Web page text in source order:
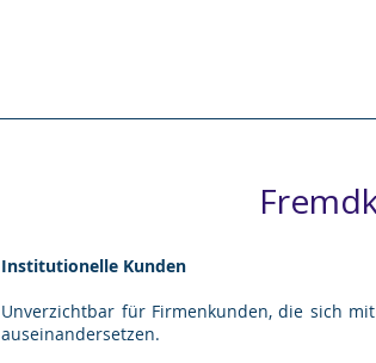
Institutionelle Kunden
Unverzichtbar für Firmenkunden, die sich
auseinandersetzen.